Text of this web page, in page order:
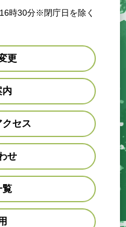
時30分※閉庁日を除く
更
内
セス
せ
覧